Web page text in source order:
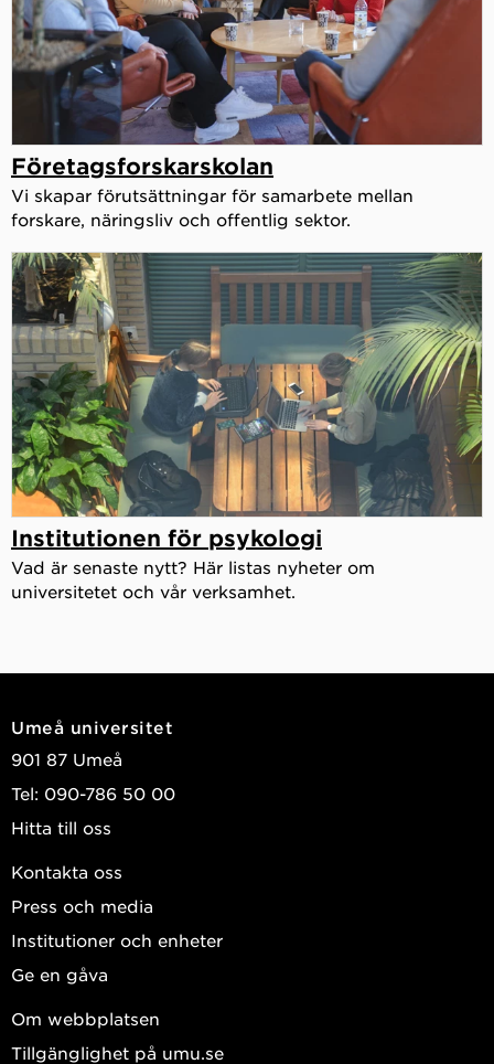
Företagsforskarskolan
Vi skapar förutsättningar för samarbete mellan
forskare, näringsliv och offentlig sektor.
Institutionen för psykologi
Vad är senaste nytt? Här listas nyheter om
universitetet och vår verksamhet.
Umeå universitet
901 87 Umeå
Tel: 090-786 50 00
Hitta till oss
Kontakta oss
Press och media
Institutioner och enheter
Ge en gåva
Om webbplatsen
Tillgänglighet på umu.se